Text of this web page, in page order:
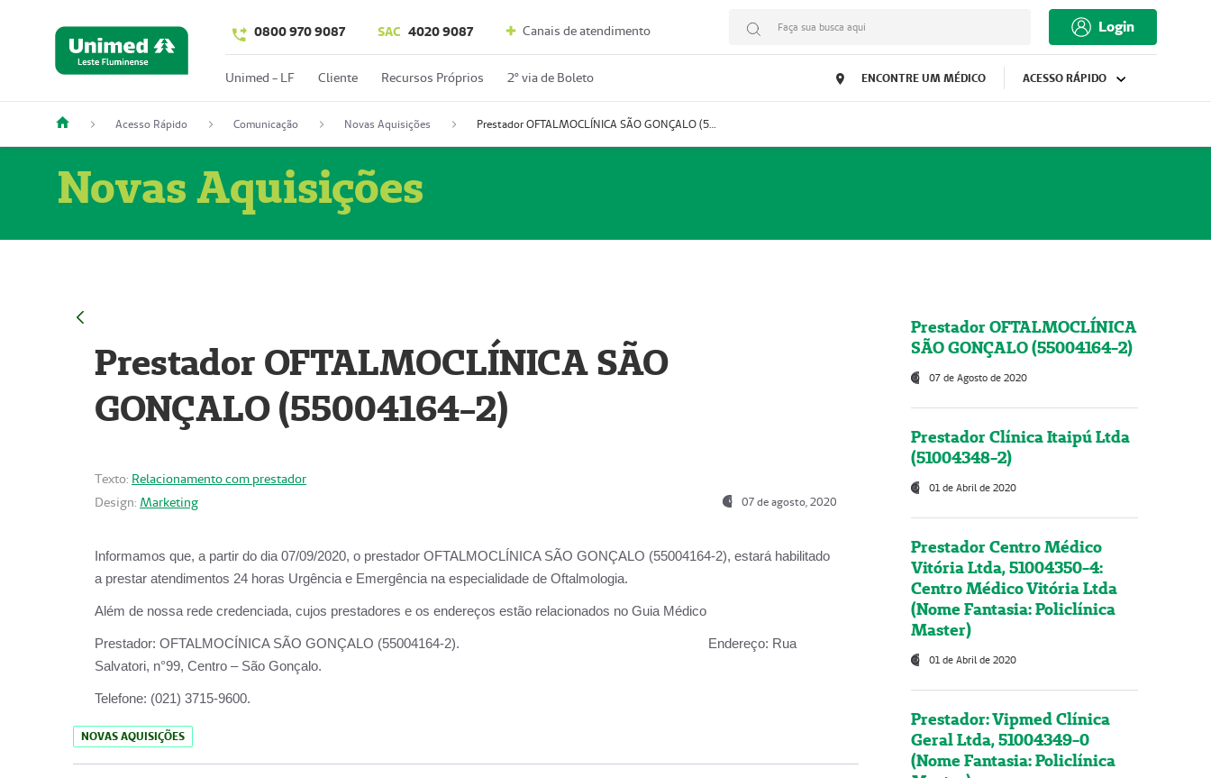
0800 970 9087 SAC 4020 9087 Canais de atendimento Faça sua busca aqui Login
Unimed - LF Cliente Recursos Próprios 2º via de Boleto ENCONTRE UM MÉDICO ACESSO RÁPIDO
Acesso Rápido Comunicação Novas Aquisições Prestador OFTALMOCLÍNICA SÃO GONÇALO (55004164-2)
Novas Aquisições
Prestador OFTALMOCLÍNICA SÃO
GONÇALO (55004164-2)
Texto: Relacionamento com prestador
Design: Marketing 07 de agosto, 2020
Informamos que, a partir do dia 07/09/2020, o prestador OFTALMOCLÍNICA SÃO GONÇALO (55004164-2), estará habilitado
a prestar atendimentos 24 horas Urgência e Emergência na especialidade de Oftalmologia.
Além de nossa rede credenciada, cujos prestadores e os endereços estão relacionados no Guia Médico
Prestador: OFTALMOCÍNICA SÃO GONÇALO (55004164-2). Endereço: Rua
Salvatori, n°99, Centro – São Gonçalo.
Telefone: (021) 3715-9600.
NOVAS AQUISIÇÕES
Prestador OFTALMOCLÍNICA
SÃO GONÇALO (55004164-2)
07 de Agosto de 2020
Prestador Clínica Itaipú Ltda
(51004348-2)
01 de Abril de 2020
Prestador Centro Médico
Vitória Ltda, 51004350-4:
Centro Médico Vitória Ltda
(Nome Fantasia: Policlínica
Master)
01 de Abril de 2020
Prestador: Vipmed Clínica
Geral Ltda, 51004349-0
(Nome Fantasia: Policlínica